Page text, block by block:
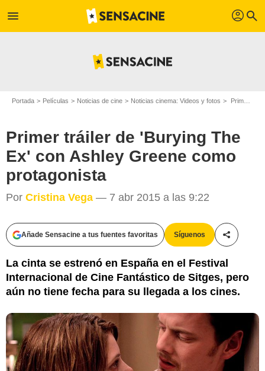
menu profil search
Portada Películas Noticias de cine Noticias cinema: Videos y fotos Primer tráiler de 'Burying The Ex' con Ashley Greene como protagonista
Primer tráiler de 'Burying The
Ex' con Ashley Greene como
protagonista
Por Cristina Vega — 7 abr 2015 a las 9:22
Añade Sensacine a tus fuentes favoritas Síguenos
La cinta se estrenó en España en el Festival
Internacional de Cine Fantástico de Sitges, pero
aún no tiene fecha para su llegada a los cines.